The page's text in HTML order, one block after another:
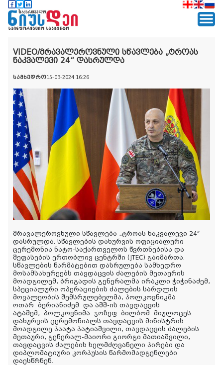
VIDEO/მრავალეროვნული სწავლება „ტროას
ნაკვალევი 24“ დასრულდა
სამხედრო15-03-2024 16:26
მრავალეროვნული სწავლება „ტროას ნაკვალევი 24“
დასრულდა. სწავლების დახურვის ოფიციალური
ცერემონია ნატო-საქართველოს წვრთნებისა და
შეფასების ერთობლივ ცენტრში (JTEC) გაიმართა.
სწავლების წარმატებით დასრულება სამხედრო
მოსამსახურეებს თავდაცვის ძალების მეთაურის
მოადგილემ, ბრიგადის გენერალმა ირაკლი ჭიჭინაძემ,
სპეციალური ოპერაციების ძალების სარდლის
მოვალეობის შემსრულებელმა, პოლკოვნიკმა
ოთარ ბერიანიძემ და აშშ-ის თავდაცვის
ატაშემ, პოლკოვნიმა ჯოზეფ ბილბომ მიულოცეს.
დახურვის ცერემონიალს თავდაცვის მინისტრის
მოადგილე პაატა პატიაშვილი, თავდაცვის ძალების
მეთაური, გენერალ-მაიორი გიორგი მათიაშვილი,
თავდაცვის ძალების ხელმძღვანელი პირები და
დიპლომატიური კორპუსის წარმომადგენლები
დაესწრნენ.